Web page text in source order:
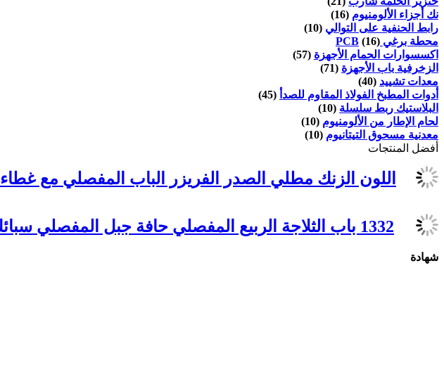
نك أجزاء الألومنيوم (16)
رابط الحنفية على التوالي (10)
محطة برغي PCB (16)
اكسسوارات الحمام الأجهزة (57)
الزخرفية باب الأجهزة (71)
معدات تشييد (40)
أدوات المطبخ الفولاذ المقاوم للصدأ (45)
البلاستيك ربط سلسلة (10)
لحام الإطار من الألومنيوم (10)
معدنية مسحوق التيتانيوم (10)
أفضل المنتجات
اللون الزنك مطلي الصدر الفريزر الباب المفصلي مع غطاء ABS وكاب
1332 باب الثلاجة الربيع المفصلي حافة جبل المفصلي سبائك الزنك
شهادة